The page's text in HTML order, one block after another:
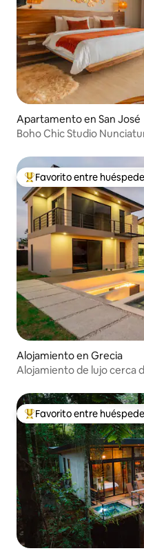
Apartamento en San José
Boho Chic Studio
Favorito entre huéspedes
Favorito entre
Alojamiento en Grecia
Alojamiento de lujo cerca
Favorito entre huéspedes
Favorito entre